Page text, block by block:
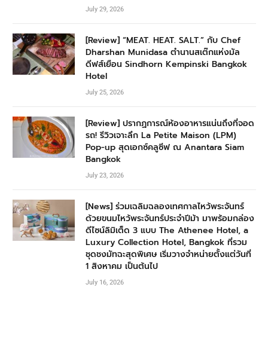
July 29, 2026
[Review] “MEAT. HEAT. SALT.” กับ Chef
Dharshan Munidasa ตำนานสเต๊กแห่งมัล
ดีฟส์เยือน Sindhorn Kempinski Bangkok
Hotel
July 25, 2026
[Review] ปรากฏการณ์ห้องอาหารแน่นถึงที่จอด
รถ! รีวิวเจาะลึก La Petite Maison (LPM)
Pop-up สุดเอกซ์คลูซีฟ ณ Anantara Siam
Bangkok
July 23, 2026
[News] ร่วมเฉลิมฉลองเทศกาลไหว้พระจันทร์
ด้วยขนมไหว้พระจันทร์ประจำปีม้า มาพร้อมกล่อง
ดีไซน์ลิมิเต็ด 3 แบบ The Athenee Hotel, a
Luxury Collection Hotel, Bangkok ที่รวม
ชุดชงมัทฉะสุดพิเศษ เริ่มวางจำหน่ายตั้งแต่วันที่
1 สิงหาคม เป็นต้นไป
July 16, 2026